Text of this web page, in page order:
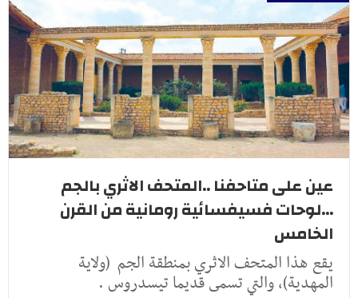
عين على متاحفنا ..المتحف الاثري بالجم
...لوحات فسيفسائية رومانية من القرن
الخامس
يقع هذا المتحف الاثري بمنطقة الجم (ولاية
المهدية)، والتي تسمى قديما تيسدروس .